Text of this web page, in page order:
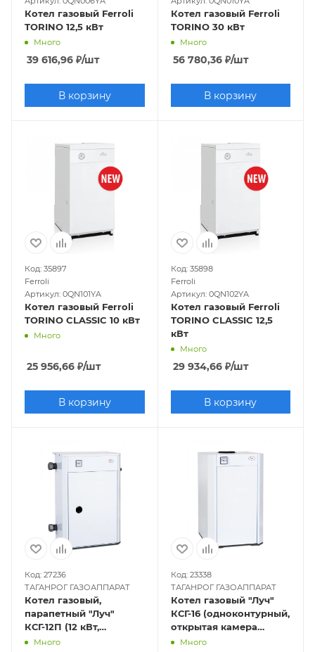
Котел газовый Ferroli
TORINO 12,5 кВт
Много
39 616,96 ₽/шт
В корзину
Котел газовый Ferroli
TORINO 30 кВт
Много
56 780,36₽/шт
В корзину
Код: 35897
Ferroli
Артикул: 0QN101YA
Котел газовый Ferroli
TORINO CLASSIC 10 кВт
Много
25 956,66 ₽/шт
В корзину
Код: 35898
Ferroli
Артикул: 0QN102YA
Котел газовый Ferroli
TORINO CLASSIC 12,5
кВт
Много
29 934,66₽/шт
В корзину
Код: 27236
ТАГАНРОГ ГАЗОАППАРАТ
Котел газовый,
парапетный "Луч"
КСГ-12П (12 кВт,
одноконтурный,
Много
Код: 23338
ТАГАНРОГ ГАЗОАППАРАТ
Котел газовый "Луч"
КСГ-16 (одноконтурный,
открытая камера
сгорания)
Много